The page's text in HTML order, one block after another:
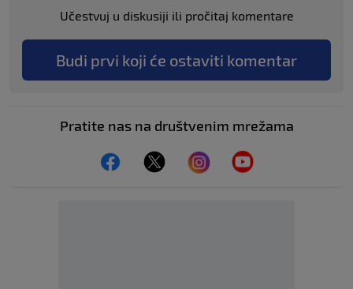
Učestvuj u diskusiji ili pročitaj komentare
Budi prvi koji će ostaviti komentar
Pratite nas na društvenim mrežama